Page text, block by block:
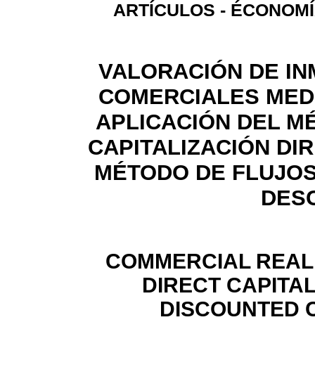
ARTÍCULOS -
VALORACIÓN DE
COMERCIALES
APLICACIÓN DEL
CAPITALIZACIÓN
MÉTODO DE
COMMERCIAL
DIRECT
DISCOUNTED